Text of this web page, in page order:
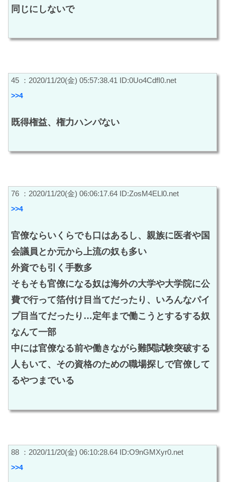
同じにしないで
45 ：2020/11/20(金) 05:57:38.41 ID:0Uo4CdfI0.net
>>4
既得権益、権力ハンパない
76 ：2020/11/20(金) 06:06:17.64 ID:ZosM4ELl0.net
>>4
官僚ならいくらでも口はあるし、親族に医者や国
会議員とか元から上流の奴も多い
外資でも引く手数多
そもそも官僚になる奴は海外の大学や大学院に公
費で行って箔付け目当てだったり、いろんなパイ
プ目当てだったり…定年まで働こうとするする奴
なんて一部
中には官僚なる前や働きながら難関試験突破する
人もいて、その資格のための職場探しで官僚して
るやつまでいる
88 ：2020/11/20(金) 06:10:28.64 ID:O9nGMXyr0.net
>>4